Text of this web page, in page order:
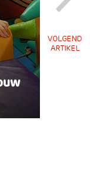
VOLGEND
ARTIKEL